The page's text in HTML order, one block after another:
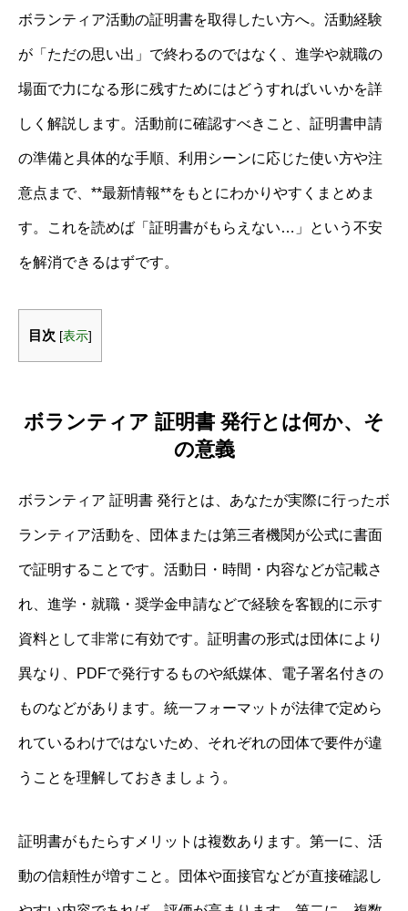
ボランティア活動の証明書を取得したい方へ。活動経験
が「ただの思い出」で終わるのではなく、進学や就職の
場面で力になる形に残すためにはどうすればいいかを詳
しく解説します。活動前に確認すべきこと、証明書申請
の準備と具体的な手順、利用シーンに応じた使い方や注
意点まで、**最新情報**をもとにわかりやすくまとめま
す。これを読めば「証明書がもらえない…」という不安
を解消できるはずです。
目次 [表示]
ボランティア 証明書 発行とは何か、そ
の意義
ボランティア 証明書 発行とは、あなたが実際に行ったボ
ランティア活動を、団体または第三者機関が公式に書面
で証明することです。活動日・時間・内容などが記載さ
れ、進学・就職・奨学金申請などで経験を客観的に示す
資料として非常に有効です。証明書の形式は団体により
異なり、PDFで発行するものや紙媒体、電子署名付きの
ものなどがあります。統一フォーマットが法律で定めら
れているわけではないため、それぞれの団体で要件が違
うことを理解しておきましょう。
証明書がもたらすメリットは複数あります。第一に、活
動の信頼性が増すこと。団体や面接官などが直接確認し